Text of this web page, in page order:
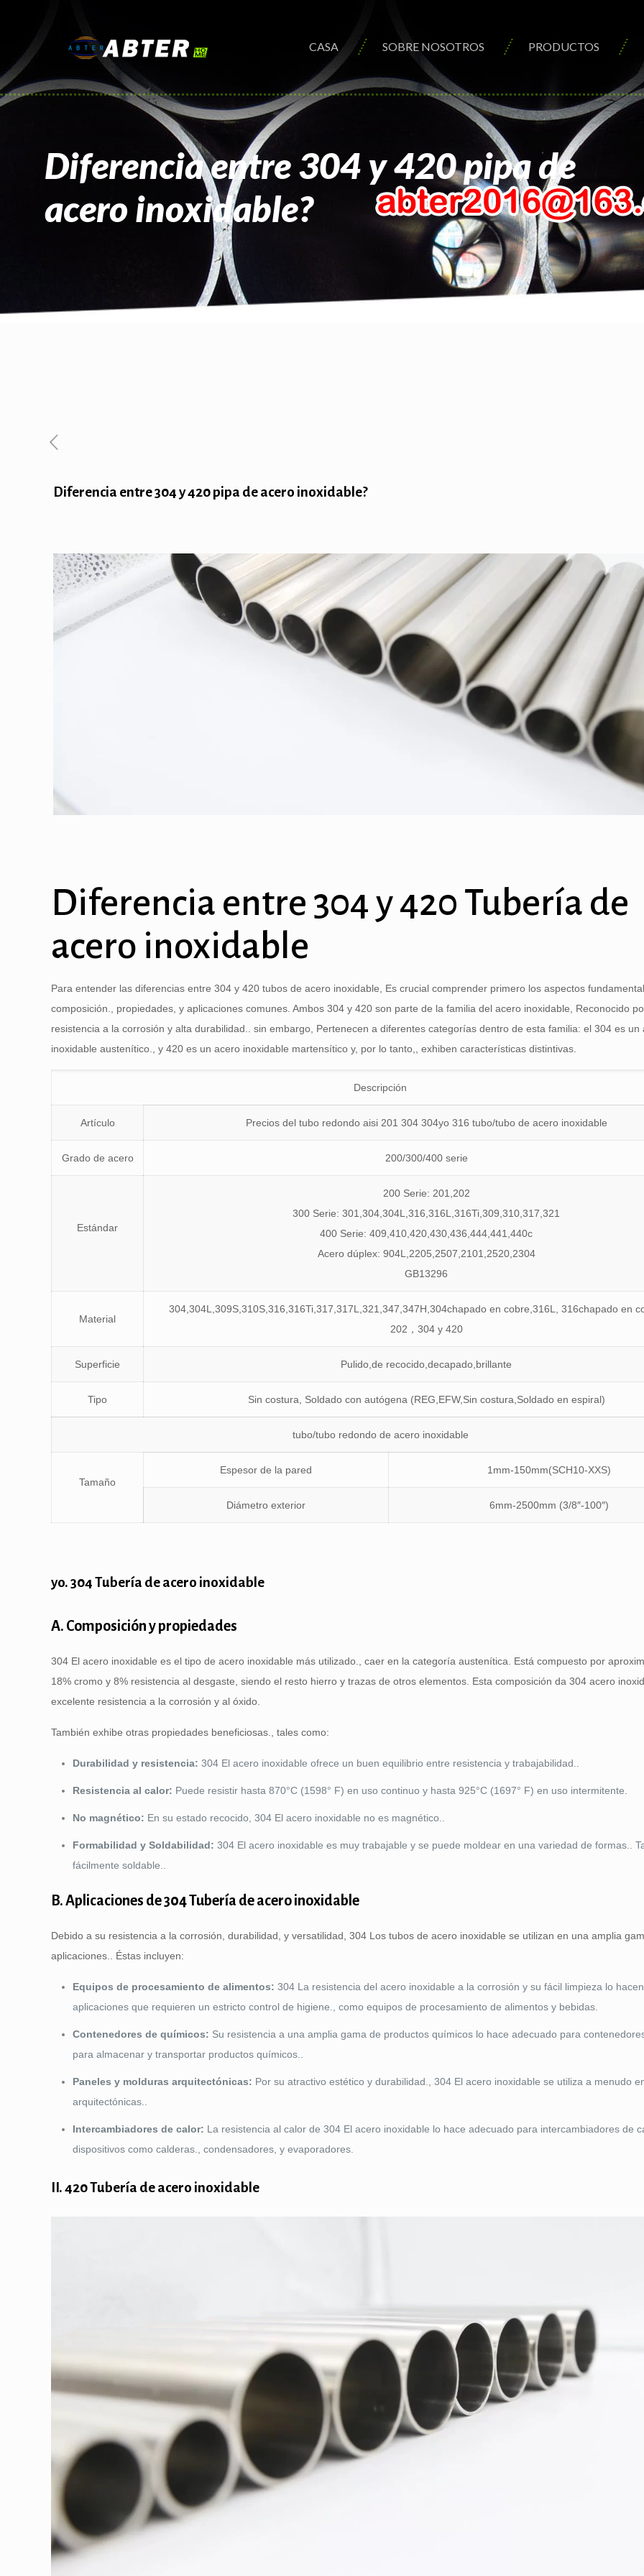
CASA SOBRE NOSOTROS PRODUCTOS
Diferencia entre 304 y 420 pipa de
acero inoxidable?
Diferencia entre 304 y 420 pipa de acero inoxidable?
Diferencia entre 304 y 420 Tubería de
acero inoxidable
Para entender las diferencias entre 304 y 420 tubos de acero inoxidable, Es crucial comprender primero los aspectos
composición., propiedades, y aplicaciones comunes. Ambos 304 y 420 son parte de la familia del acero inoxidable, Reconocido
resistencia a la corrosión y alta durabilidad.. sin embargo, Pertenecen a diferentes categorías dentro de esta familia: el 304 es un
inoxidable austenítico., y 420 es un acero inoxidable martensítico y, por lo tanto,, exhiben características distintivas.
Descripción
Artículo Precios del tubo redondo aisi 201 304 304yo 316 tubo/tubo de acero inoxidable
Grado de acero 200/300/400 serie
Estándar
200 Serie: 201,202
300 Serie: 301,304,304L,316,316L,316Ti,309,310,317,321
400 Serie: 409,410,420,430,436,444,441,440c
Acero dúplex: 904L,2205,2507,2101,2520,2304
GB13296
Material
304,304L,309S,310S,316,316Ti,317,317L,321,347,347H,304chapado en cobre,316L, 316chapado en
202，304 y 420
Superficie Pulido,de recocido,decapado,brillante
Tipo Sin costura, Soldado con autógena (REG,EFW,Sin costura,Soldado en espiral)
tubo/tubo redondo de acero inoxidable
Tamaño
Espesor de la pared 1mm-150mm(SCH10-XXS)
Diámetro exterior 6mm-2500mm (3/8″-100″)
yo. 304 Tubería de acero inoxidable
A. Composición y propiedades
304 El acero inoxidable es el tipo de acero inoxidable más utilizado., caer en la categoría austenítica. Está compuesto por
18% cromo y 8% resistencia al desgaste, siendo el resto hierro y trazas de otros elementos. Esta composición da 304 acero
excelente resistencia a la corrosión y al óxido.
También exhibe otras propiedades beneficiosas., tales como:
Durabilidad y resistencia: 304 El acero inoxidable ofrece un buen equilibrio entre resistencia y trabajabilidad..
Resistencia al calor: Puede resistir hasta 870°C (1598° F) en uso continuo y hasta 925°C (1697° F) en uso intermitente.
No magnético: En su estado recocido, 304 El acero inoxidable no es magnético..
Formabilidad y Soldabilidad: 304 El acero inoxidable es muy trabajable y se puede moldear en una variedad de formas..
fácilmente soldable..
B. Aplicaciones de 304 Tubería de acero inoxidable
Debido a su resistencia a la corrosión, durabilidad, y versatilidad, 304 Los tubos de acero inoxidable se utilizan en una amplia
aplicaciones.. Éstas incluyen:
Equipos de procesamiento de alimentos: 304 La resistencia del acero inoxidable a la corrosión y su fácil limpieza lo
aplicaciones que requieren un estricto control de higiene., como equipos de procesamiento de alimentos y bebidas.
Contenedores de químicos: Su resistencia a una amplia gama de productos químicos lo hace adecuado para
para almacenar y transportar productos químicos..
Paneles y molduras arquitectónicas: Por su atractivo estético y durabilidad., 304 El acero inoxidable se utiliza a menudo
arquitectónicas..
Intercambiadores de calor: La resistencia al calor de 304 El acero inoxidable lo hace adecuado para intercambiadores de
dispositivos como calderas., condensadores, y evaporadores.
II. 420 Tubería de acero inoxidable